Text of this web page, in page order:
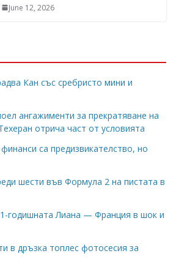
June 12, 2026
Кан със сребристо мини и
ангажименти за прекратяване на
отрича част от условията
са предизвикателство, но
шести във Формула 2 на пистата в
годишната Лиана — Франция в шок и
в дръзка топлес фотосесия за